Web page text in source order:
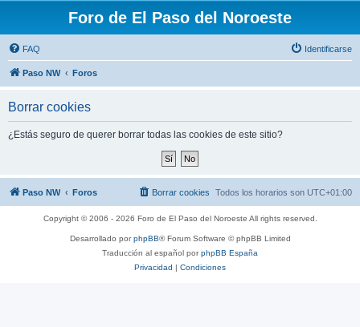
Foro de El Paso del Noroeste
FAQ Identificarse
Paso NW Foros
Borrar cookies
¿Estás seguro de querer borrar todas las cookies de este sitio?
Paso NW Foros Todos los horarios son UTC+01:00
Borrar cookies
Copyright © 2006 - 2026 Foro de El Paso del Noroeste All rights reserved.
Desarrollado porphpBB® Forum Software © phpBB Limited
Traducción al español porphpBB España
Privacidad | Condiciones